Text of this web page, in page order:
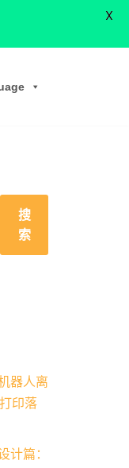
搜
索
器人离
印落
计篇：
X